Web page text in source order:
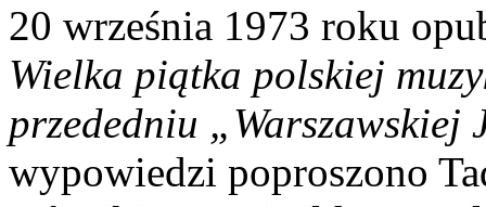
20 września 1973 roku
Wielka piątka polskiej
przededniu „Warszawskiej
wypowiedzi poproszono